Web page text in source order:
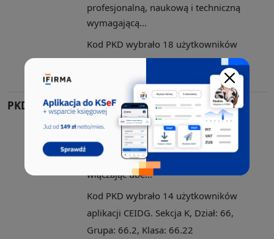
profesjonalną, naukową i techniczną
wymagającą...
Kod PKD wybrało 18 użytkowników
aplikacji CEIDG. Sekcja M, Dział: 70,
Grupa: 70.2, Klasa: 70.22
PKD 66.22.Z
Działalność agentów i
brokerów ubezpieczeniowych
Sekcja ta obejmuje: - działalność
związaną z usługami finansowymi,
włączając ube...
Kod PKD wybrało 14 użytkowników
aplikacji CEIDG. Sekcja K, Dział: 66,
Grupa: 66.2, Klasa: 66.22